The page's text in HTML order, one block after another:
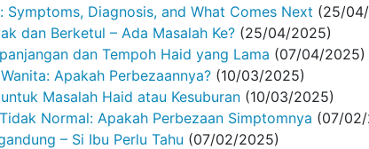
Symptoms, Diagnosis, and What Comes Next (25/
dan Berketul – Ada Masalah Ke? (25/04/2025)
dan Tempoh Haid yang Lama (07/04/2025)
Apakah Perbezaannya? (10/03/2025)
Masalah Haid atau Kesuburan (10/03/2025)
Normal: Apakah Perbezaan Simptomnya (07/
– Si Ibu Perlu Tahu (07/02/2025)